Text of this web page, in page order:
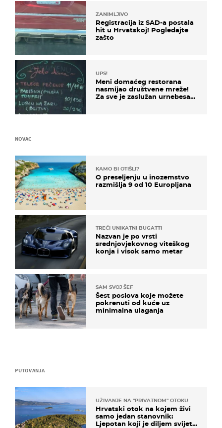
ZANIMLJIVO
Registracija iz SAD-a postala
hit u Hrvatskoj! Pogledajte
zašto
UPS!
Meni domaćeg restorana
nasmijao društvene mreže!
Za sve je zaslužan urnebesan
PUTOVANJA
UŽIVANJE NA "PRIVATNOM" OTOKU
Hrvatski otok na kojem živi
samo jedan stanovnik:
Ljepotan koji je diljem svijeta
NOVAC
KAMO BI OTIŠLI?
O preseljenju u inozemstvo
razmišlja 9 od 10 Europljana
TREĆI UNIKATNI BUGATTI
Nazvan je po vrsti
srednjovjekovnog viteškog
konja i visok samo metar
SAM SVOJ ŠEF
Šest poslova koje možete
pokrenuti od kuće uz
minimalna ulaganja